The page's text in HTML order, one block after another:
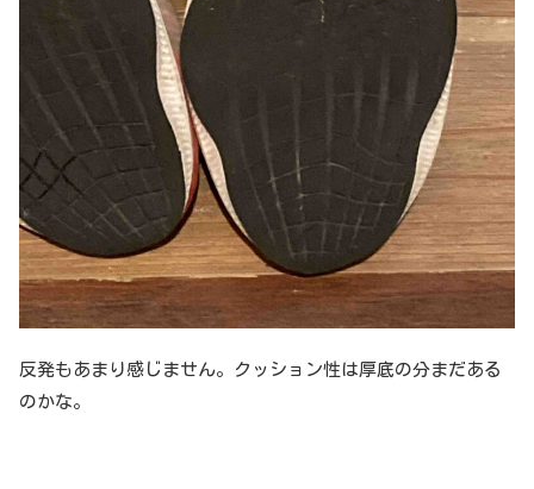
反発もあまり感じません。クッション性は厚底の分まだある
のかな。